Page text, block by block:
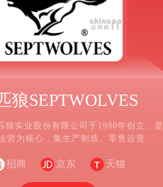
狼SEPTWOLVES
狼实业股份有限公司于1990年创立，是
营为核心，集生产制造、零售运营、供
招商 京东 天猫